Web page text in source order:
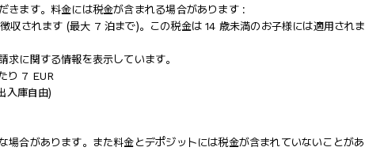
きます。料金には税金が含まれる場合があります :
収されます (最大 7 泊まで)。この税金は 14 歳未満のお子様には適用されま
に関する情報を表示しています。
り 7 EUR
入庫自由)
場合があります。また料金とデポジットには税金が含まれていないことがあ